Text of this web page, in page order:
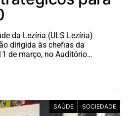
da Lezíria (ULS Lezíria)
dirigida às chefias da
de março, no Auditório…
SAÚDE SOCIEDADE